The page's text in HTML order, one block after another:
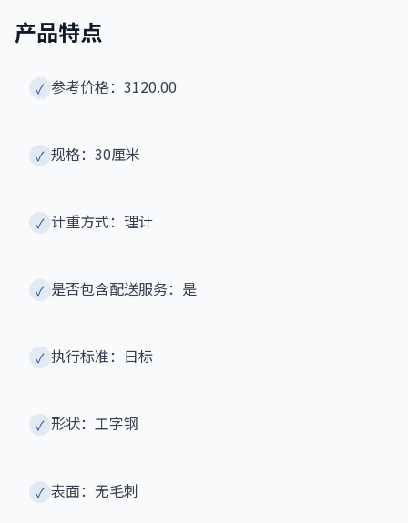
产品特点
✓ 参考价格：3120.00
✓ 规格：30厘米
✓ 计重方式：理计
✓ 是否包含配送服务：是
✓ 执行标准：日标
✓ 形状：工字钢
✓ 表面：无毛刺